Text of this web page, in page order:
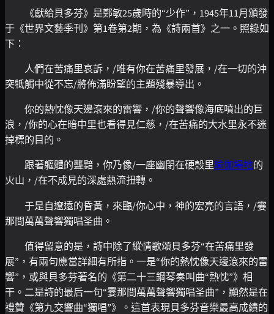
《獻給貝多芬》是鄭敏25歲時的“少作”，1945年11月頒發
于《世界文藝季刊》第1卷第2期，為《詩兩首》之一。照錄如
下：
人們在苦痛里哀訴，/唯有你在苦痛里發展，/在一切的沖
突牴觸中從不忘/將佈滿盼望的主題殘暴導出。
你的熱忱像天邊滾來的雷響，/你的聲響像海底噴出的巨
浪，/你的心在暗中里也看得見仁慈，/在苦痛的大水里永不迷
掉標的目的。
跟著軀體的聾黯，你乃像/一座幽閉在硬殼里瑜伽場地的
火山，/在不成見的深處熱流扭轉。
于是自遼遠的昏黃，來臨/你心中，神的宏亮的言語，/霎
那間萬萬聲響獨唱圣曲。
值得留意的是，詩中除了縱情歌頌貝多芬“在苦痛里發
展”，有兩句應當詳細有所指。一是“你的熱忱像天邊滾來的雷
響”，或與貝多芬著名的《第二十三鋼琴奏叫曲“熱忱”》相
干。二是詩的最后一句“霎那間萬萬聲響獨唱圣曲”，顯然是在
禮贊《第九交響曲“獨唱”》。這首表現貝多芬音樂最高成績的